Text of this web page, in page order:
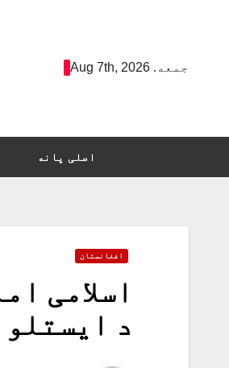
جمعه. Aug 7th, 2026
اصلی پانه
افغانستان
اسلامی
د